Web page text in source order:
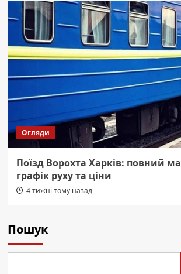
Огляди
Поїзд Ворохта Харків: повний
графік руху та ціни
4 тижні тому назад
Пошук